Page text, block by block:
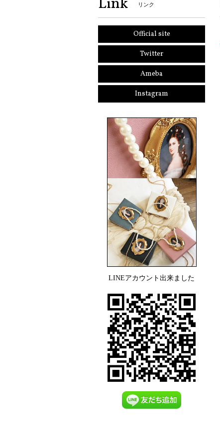
リンク
Official site
Twitter
Ameba
Instagram
LINEアカウント出来ました